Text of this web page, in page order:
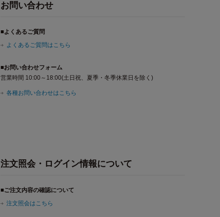
お問い合わせ
■よくあるご質問
よくあるご質問はこちら
■お問い合わせフォーム
営業時間 10:00～18:00(土日祝、夏季・冬季休業日を除く)
各種お問い合わせはこちら
注文照会・ログイン情報について
■ご注文内容の確認について
注文照会はこちら